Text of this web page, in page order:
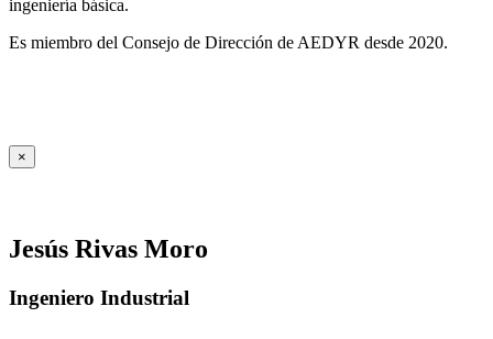
ingeniería básica.
Es miembro del Consejo de Dirección de AEDYR desde 2020.
×
Jesús Rivas Moro
Ingeniero Industrial